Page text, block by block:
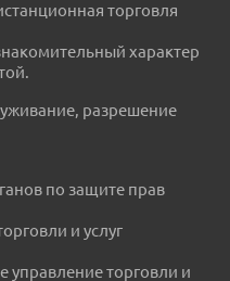
торговля
характер
разрешение
по защите прав
и услуг
управление торговли и